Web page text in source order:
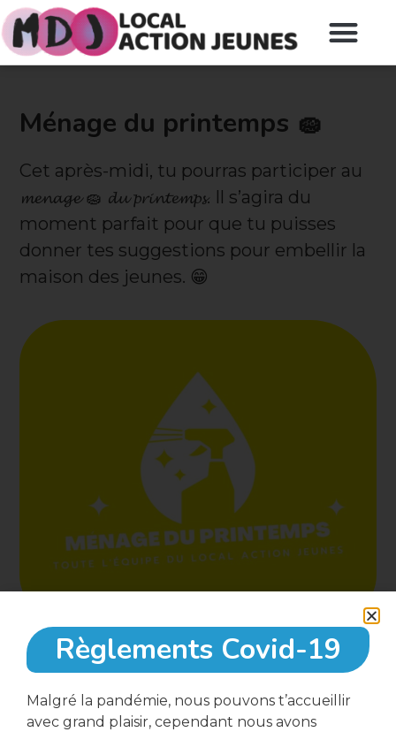
Ménage du printemps 🧽
Cet après-midi, tu pourras participer au
𝓶𝓮𝓷𝓪𝓰𝓮 🧽 𝓭𝓾 𝓹𝓻𝓲𝓷𝓽𝓮𝓶𝓹𝓼. Il s’agira du
moment parfait pour que tu puisses
donner tes suggestions pour embellir la
maison des jeunes. 😁
7 avril, 2023
Règlements Covid-19
Malgré la pandémie, nous pouvons t’accueillir
avec grand plaisir, cependant nous avons